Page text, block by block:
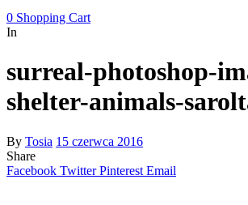
0 Shopping Cart
In
surreal-photoshop-
shelter-animals-
By Tosia 15 czerwca 2016
Share
Facebook Twitter Pinterest Email